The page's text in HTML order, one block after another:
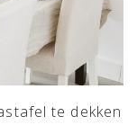
te dekken